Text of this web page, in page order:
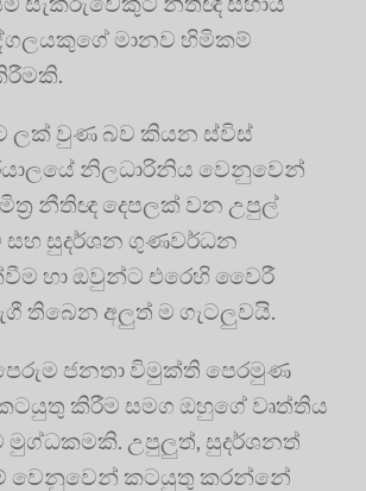
මානව හිමිකම්
ලක් වුණ බව කියන ස්විස්
නිලධාරිනිය වෙනුවෙන්
නීතිඥ දෙපලක් වන උපුල්
සහ සුදර්ශන ගුණවර්ධන
හා ඔවුන්ට එරෙහි වෛරී
තිබෙන අලුත් ම ගැටලුවයි.
ජනතා විමුක්ති පෙරමුණ
කිරීම සමග ඔහුගේ වෘත්තිය
මුග්ධකමකි. උපුලුත්, සුදර්ශනත්
වෙනුවෙන් කටයුතු කරන්නේ